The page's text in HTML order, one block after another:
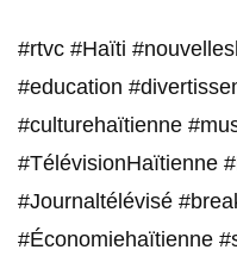
#rtvc #Haïti
#education
#culturehaïtienne
#TélévisionHaïtienne
#Journaltélévisé
#Économiehaïtienne